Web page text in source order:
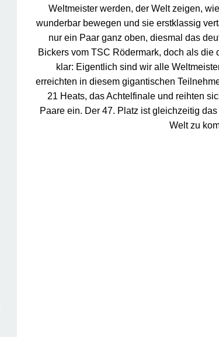
Weltmeister werden, der Welt zeigen,
wunderbar bewegen und sie erstklassig
nur ein Paar ganz oben, diesmal das
Bickers vom TSC Rödermark, doch als
klar: Eigentlich sind wir alle
erreichten in diesem gigantischen
21 Heats, das Achtelfinale und reihten
Paare ein. Der 47. Platz ist gleichzeitig
Welt zu